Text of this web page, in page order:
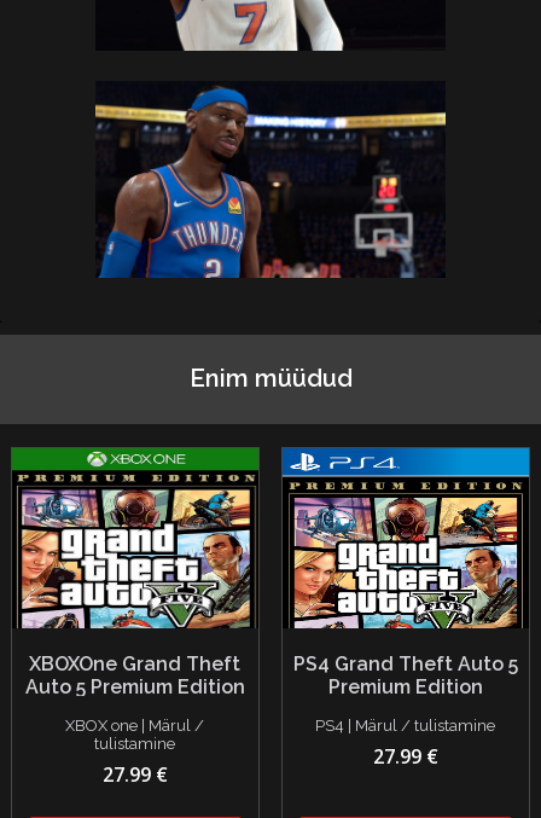
Enim müüdud
XBOXOne Grand Theft
Auto 5 Premium Edition
XBOX one | Märul /
tulistamine
27.99 €
PS4 Grand Theft Auto 5
Premium Edition
PS4 | Märul / tulistamine
27.99 €